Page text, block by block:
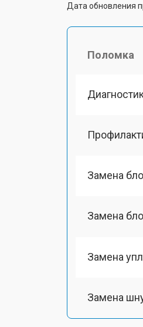
Дата обновления
Поломка
Замена
Замена
Замена
Замена